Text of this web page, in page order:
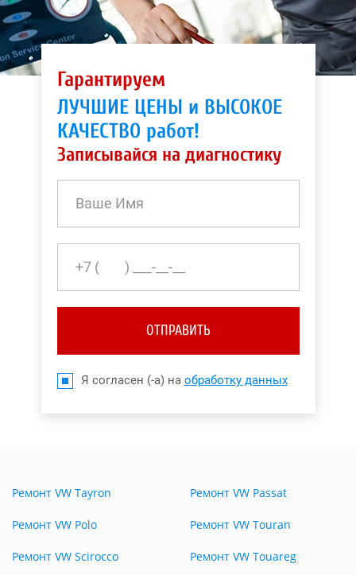
Гарантируем
ЛУЧШИЕ ЦЕНЫ и ВЫСОКОЕ
КАЧЕСТВО работ!
Записывайся на диагностику
ОТПРАВИТЬ
Я согласен (-а) на обработку данных
Ремонт VW Tayron
Ремонт VW Polo
Ремонт VW Scirocco
Ремонт VW Passat
Ремонт VW Touran
Ремонт VW Touareg